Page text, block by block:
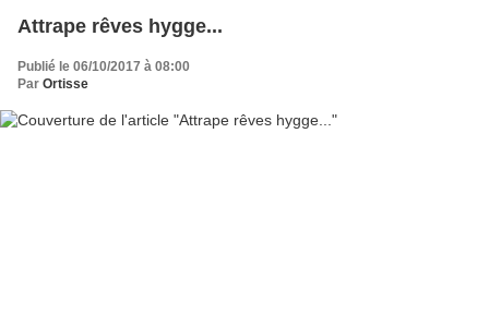
Attrape rêves hygge...
Publié le 06/10/2017 à 08:00
Par Ortisse